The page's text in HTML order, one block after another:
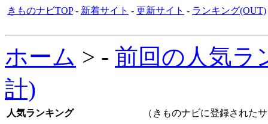
きものナビTOP- 新着サイト - 更新サイト - ランキング(OUT)
ホーム > - 前回の人気ラ
計)
人気ランキング（きものナビに登録されたサイト名